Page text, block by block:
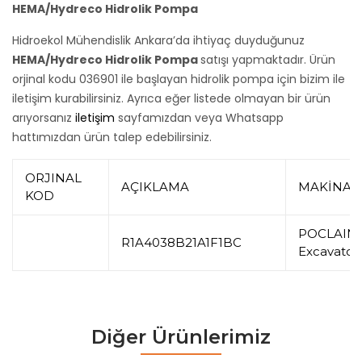
HEMA/Hydreco Hidrolik Pompa
Hidroekol Mühendislik Ankara’da ihtiyaç duyduğunuz
HEMA/Hydreco Hidrolik Pompasatışı yapmaktadır. Ürün
orjinal kodu 036901 ile başlayan hidrolik pompa için bizim ile
iletişim kurabilirsiniz. Ayrıca eğer listede olmayan bir ürün
arıyorsanız iletişim sayfamızdan veya Whatsapp
hattımızdan ürün talep edebilirsiniz.
ORJINAL
KOD
AÇIKLAMA MAKİNA
R1A4038B21A1F1BC
POCLAIN
Excavator
Diğer Ürünlerimiz